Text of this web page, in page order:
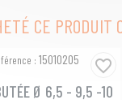
CE PRODUIT
: 15010205
Ø 6,5 - 9,5 -10
favorite_border